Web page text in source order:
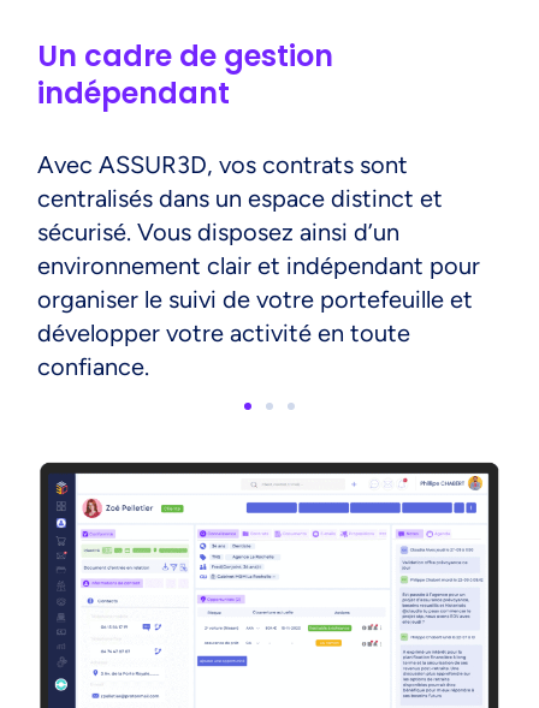
Un cadre de gestion
indépendant
Avec ASSUR3D, vos contrats sont
centralisés dans un espace distinct et
sécurisé. Vous disposez ainsi d’un
environnement clair et indépendant pour
organiser le suivi de votre portefeuille et
développer votre activité en toute
confiance.